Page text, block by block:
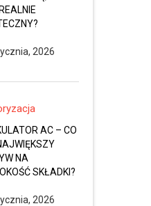
2026
AC – CO
NA
SKŁADKI?
2026